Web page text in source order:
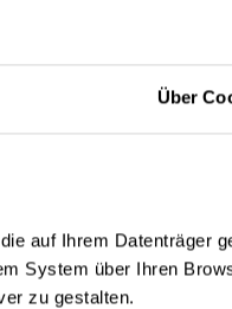
Über
auf Ihrem Datenträger
System über Ihren
zu gestalten.